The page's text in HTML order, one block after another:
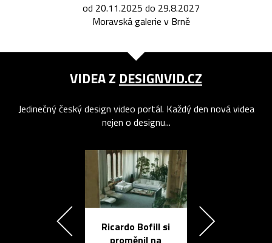
od 20.11.2025 do 29.8.2027
Moravská galerie v Brně
VIDEA Z DESIGNVID.CZ
Jedinečný český design video portál. Každý den nová videa
nejen o designu...
Ricardo Bofill si